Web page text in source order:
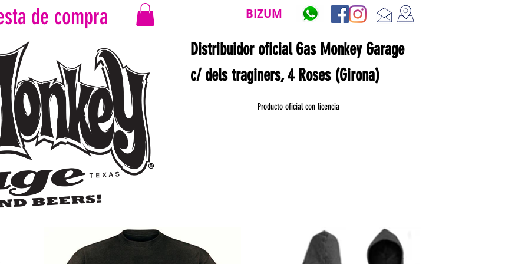
de compra BIZUM
Producto oficial con licencia
c/ dels traginers, 4 Roses (Girona)
Distribuidor oficial Gas Monkey Garage